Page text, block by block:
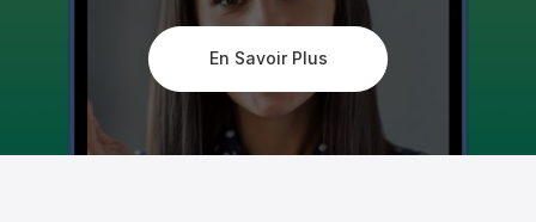
En Savoir Plus